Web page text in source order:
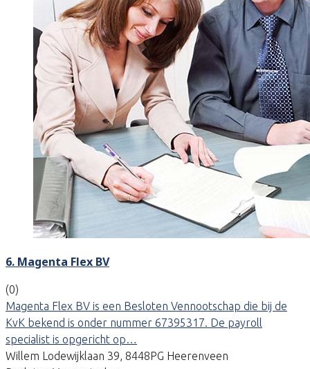
6. Magenta Flex BV
(0)
Magenta Flex BV is een Besloten Vennootschap die bij de
KvK bekend is onder nummer 67395317. De payroll
specialist is opgericht op…
Willem Lodewijklaan 39, 8448PG Heerenveen